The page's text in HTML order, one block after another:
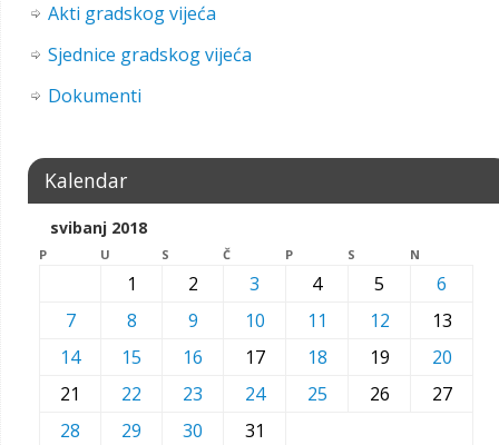
Akti gradskog vijeća
Sjednice gradskog vijeća
Dokumenti
Kalendar
svibanj 2018
P U S Č P S N
1 2 3 4 5
6
7
8 9 10 11 12
13
14
15 16 17 18 19
20
21
22 23 24 25 26
27
28
29 30
31